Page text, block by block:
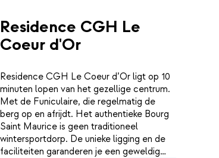
Residence CGH Le
Coeur d'Or
Residence CGH Le Coeur d’Or ligt op 10
minuten lopen van het gezellige centrum.
Met de Funiculaire, die regelmatig de
berg op en afrijdt. Het authentieke Bourg
Saint Maurice is geen traditioneel
wintersportdorp. De unieke ligging en de
faciliteiten garanderen je een geweldig